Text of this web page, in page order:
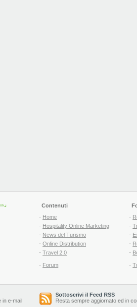
Contenuti
- Home
- Hospitality Online Marketing
- News del Turismo
- Online Distribution
- Travel 2.0
- Forum
-
-
-
-
-
-
in e-mail
Sottoscrivi il Feed RSS
Resta sempre aggiornato ed in